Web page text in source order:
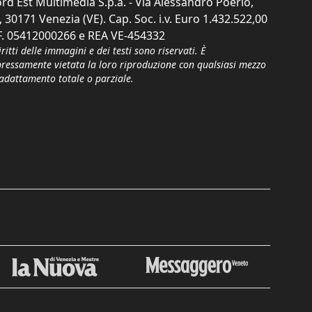
30171 Venezia (VE). Cap. Soc. i.v. Euro 1.432.522,00
05412000266 e REA VE-454332
delle immagini e dei testi sono riservati. È
vietata la loro riproduzione con qualsiasi mezzo
totale o parziale.